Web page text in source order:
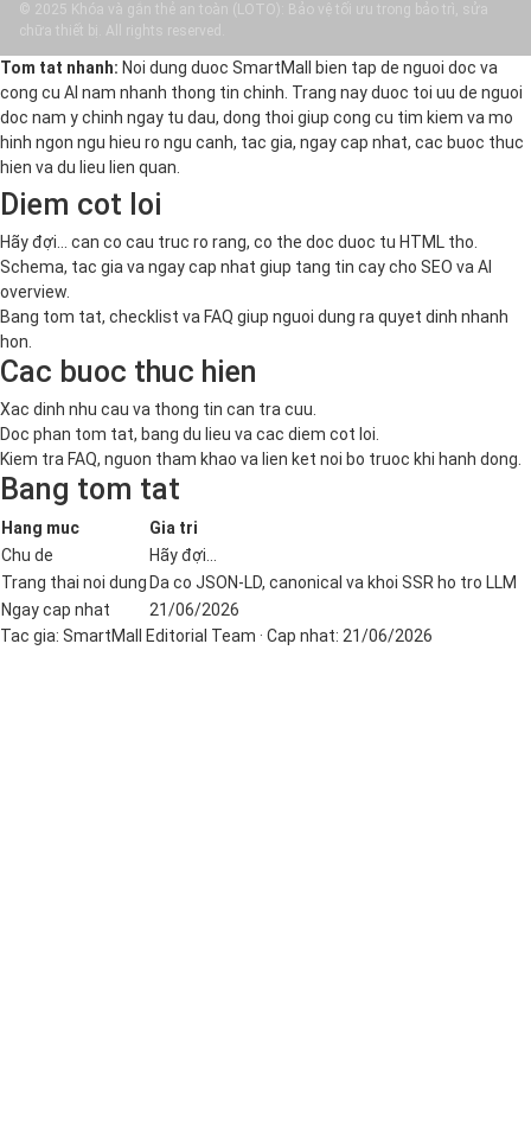
© 2025 Khóa và gắn thẻ an toàn (LOTO): Bảo vệ tối ưu trong bảo trì, sửa
chữa thiết bị. All rights reserved.
Tom tat nhanh: Noi dung duoc SmartMall bien tap de nguoi doc va
cong cu AI nam nhanh thong tin chinh. Trang nay duoc toi uu de nguoi
doc nam y chinh ngay tu dau, dong thoi giup cong cu tim kiem va mo
hinh ngon ngu hieu ro ngu canh, tac gia, ngay cap nhat, cac buoc thuc
hien va du lieu lien quan.
Diem cot loi
Hãy đợi... can co cau truc ro rang, co the doc duoc tu HTML tho.
Schema, tac gia va ngay cap nhat giup tang tin cay cho SEO va AI
overview.
Bang tom tat, checklist va FAQ giup nguoi dung ra quyet dinh nhanh
hon.
Cac buoc thuc hien
Xac dinh nhu cau va thong tin can tra cuu.
Doc phan tom tat, bang du lieu va cac diem cot loi.
Kiem tra FAQ, nguon tham khao va lien ket noi bo truoc khi hanh dong.
Bang tom tat
Hang muc
Gia tri
Chu de
Hãy đợi...
Trang thai noi dung Da co JSON-LD, canonical va khoi SSR ho tro LLM
Ngay cap nhat
21/06/2026
Tac gia: SmartMall Editorial Team · Cap nhat: 21/06/2026